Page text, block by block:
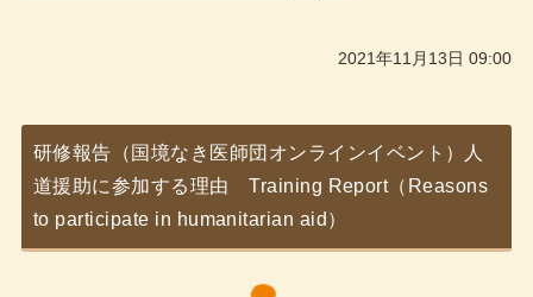
2021年11月13日 09:00
研修報告（国境なき医師団オンラインイベント）人
道援助に参加する理由 Training Report（Reasons
to participate in humanitarian aid）